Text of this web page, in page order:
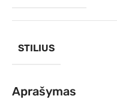
STILIUS
Aprašymas